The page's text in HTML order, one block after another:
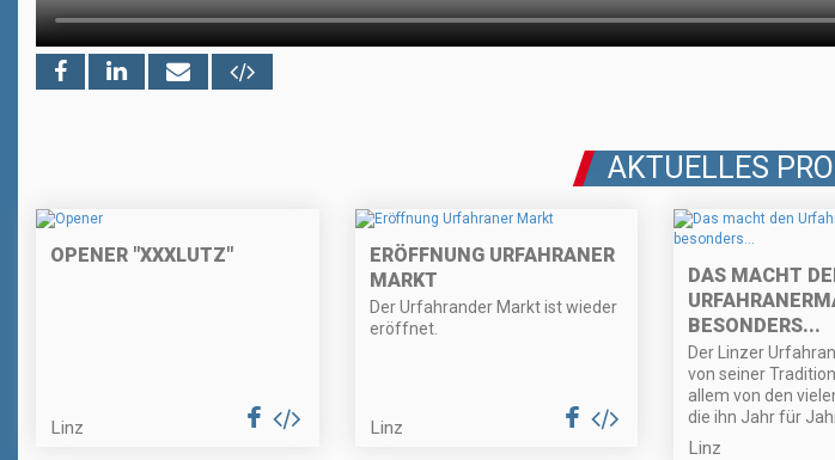
AKTUELLES
OPENER "XXXLUTZ"
Linz
ERÖFFNUNG URFAHRANER
MARKT
Der Urfahrander Markt ist wieder
eröffnet.
Linz
DAS MACHT
BESONDERS...
Der Linzer
von seiner
allem von den
die ihn Jahr für
Linz